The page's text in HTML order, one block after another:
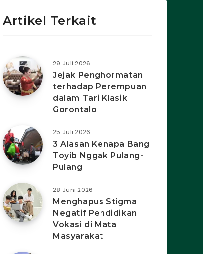
Artikel Terkait
29 Juli 2026
Jejak Penghormatan
terhadap Perempuan
dalam Tari Klasik
Gorontalo
25 Juli 2026
3 Alasan Kenapa Bang
Toyib Nggak Pulang-
Pulang
28 Juni 2026
Menghapus Stigma
Negatif Pendidikan
Vokasi di Mata
Masyarakat